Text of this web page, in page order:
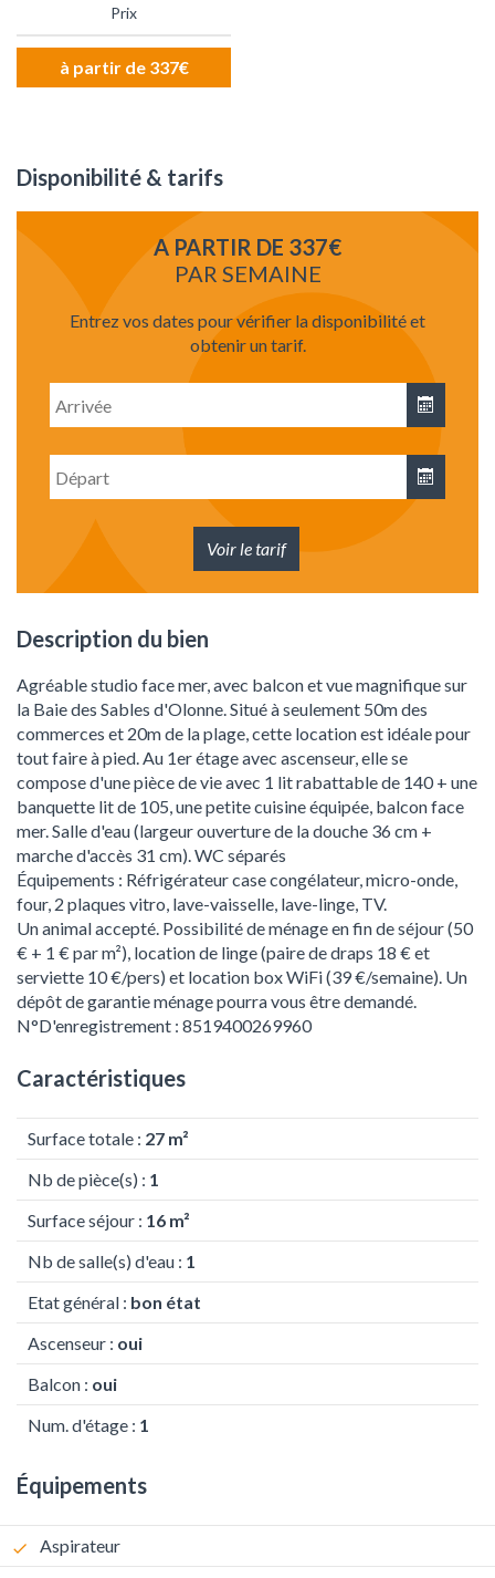
Prix
à partir de 337€
Disponibilité & tarifs
A PARTIR DE 337€
PAR SEMAINE
Entrez vos dates pour vérifier la disponibilité et
obtenir un tarif.
Voir le tarif
Description du bien
Agréable studio face mer, avec balcon et vue magnifique sur
la Baie des Sables d'Olonne. Situé à seulement 50m des
commerces et 20m de la plage, cette location est idéale pour
tout faire à pied. Au 1er étage avec ascenseur, elle se
compose d'une pièce de vie avec 1 lit rabattable de 140 + une
banquette lit de 105, une petite cuisine équipée, balcon face
mer. Salle d'eau (largeur ouverture de la douche 36 cm +
marche d'accès 31 cm). WC séparés
Équipements : Réfrigérateur case congélateur, micro-onde,
four, 2 plaques vitro, lave-vaisselle, lave-linge, TV.
Un animal accepté. Possibilité de ménage en fin de séjour (50
€ + 1 € par m²), location de linge (paire de draps 18 € et
serviette 10 €/pers) et location box WiFi (39 €/semaine). Un
dépôt de garantie ménage pourra vous être demandé.
N°D'enregistrement : 8519400269960
Caractéristiques
Surface totale : 27 m²
Nb de pièce(s) : 1
Surface séjour : 16 m²
Nb de salle(s) d'eau : 1
Etat général : bon état
Ascenseur : oui
Balcon : oui
Num. d'étage : 1
Équipements
Aspirateur